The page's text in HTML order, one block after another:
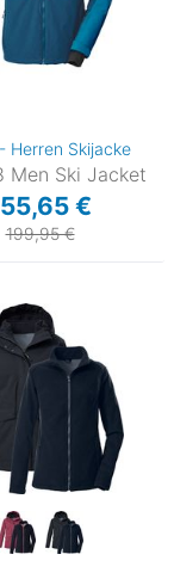
Herren Skijacke
Men Ski Jacket
€
199,95 €